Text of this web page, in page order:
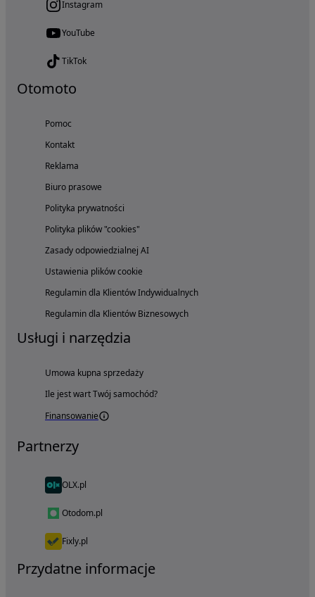
Instagram
YouTube
TikTok
Otomoto
Pomoc
Kontakt
Reklama
Biuro prasowe
Polityka prywatności
Polityka plików "cookies"
Zasady odpowiedzialnej AI
Ustawienia plików cookie
Regulamin dla Klientów Indywidualnych
Regulamin dla Klientów Biznesowych
Usługi i narzędzia
Umowa kupna sprzedaży
Ile jest wart Twój samochód?
Finansowanie
Partnerzy
OLX.pl
Otodom.pl
Fixly.pl
Przydatne informacje